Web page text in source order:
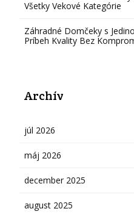
Všetky Vekové Kategórie
Záhradné Domčeky s
Príbeh Kvality Bez
Archív
júl 2026
máj 2026
december 2025
august 2025